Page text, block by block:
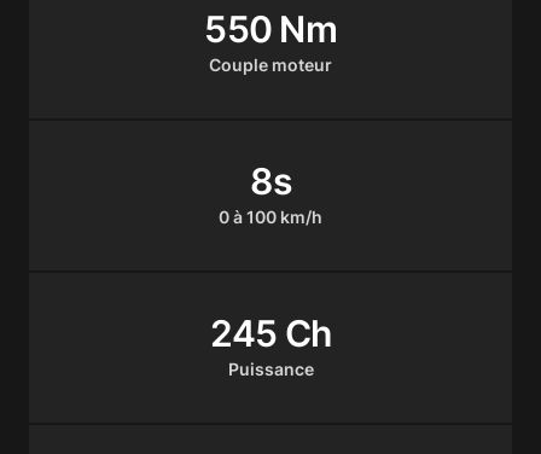
Couple moteur
550 Nm
0 à 100 km/h
8s
Puissance
245 Ch